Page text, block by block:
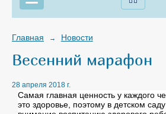
Главная → Новости
Весенний марафон
28 апреля 2018 г.
Самая главная ценность у каждого
это здоровье, поэтому в детском